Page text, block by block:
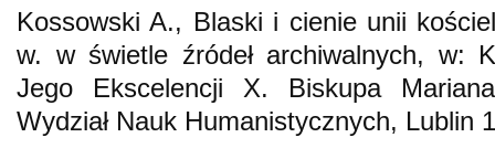
Kossowski A., Blaski i cienie unii
w. w świetle źródeł archiwalnych, w:
Jego Ekscelencji X. Biskupa
Wydział Nauk Humanistycznych, Lublin